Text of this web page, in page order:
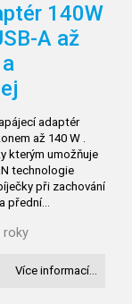
140W
A až
adaptér
až 140 W .
kterým umožňuje
technologie
při zachování
přední…
roky
Více informací…